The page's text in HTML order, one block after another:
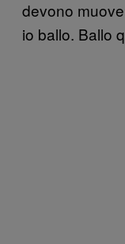
devono
io ballo. Ballo